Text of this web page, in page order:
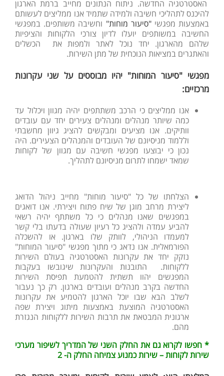
האסטרטגיה החדשה. ניתוח הנתונים מחייב ברמת הארגון
להיכנס לתהליכי חשיבה ולמידה שתמיד אנו ממליצים לעשותם
באמצעות מפגשי"סיעור מוחות" וחשיבה משותפים. במפגשי
החשיבה במשותפים יועלו לדיון צורכי הלקוחות והציפיות
שלהם מהארגון. יחד נוכל לאתר ולמפות את הכשלים
והאתגרים במציאות הנוכחית של מתן השירות.
מפגשי "סיעור המוחות" יהיו מבוססים על שני עקרונות
מרכזיים:
אנו ממליצים כי הרכב משתתפים יהיה מגוון ויכלול עד
כמה שיותר מנהלים ומנהלים צעירים יחד עם עובדים
וותיקים. אנו מציעים ומבקשים להציג גיוון מחשבתי
וללמוד מניסיונם של העובדים והמנהלים הצעירים. היה
נכון כי יבוצעו מפגשי חשיבה עם מגוון של לקוחות
שמאד ישמחו לתרום מניסיונם לתהליך.
הצלחתו של כל "סיעור מוחות" מחייב ניהול הדואג
ליצירת מרחב מוגן של שיח פתוח ויצירתי. אנו דואגים
במפגשים שאנו מנהלים כי כל משתתף יהיה רשאי
להביע עמדה ולהציג כל רעיון שעולה בדעתו בלי קשר
למעמדו הניהולי, לוותק שלו בארגון. או להשכלה
הפורמאלית. אנו נדאג כי מתוך מפגשי "סיעור המוחות"
נזקק יחד את עקרונות האסטרטגיה בעולם השירות
ללקוחות. התובנות והעקרונות שיגובשו בעקבות
המפגשים יהוו תשתית להטמעת תפיסת השירות
החדשה בקרב מנהלים ועובדים בארגון. רק כך נעבור
לשלב הבא שבו יוכל הארגון להטמיע את עקרונות
האסטרטגיה המוצעת באמצעות מיתוג ויצירת שפה
ארגונית המבטאת את תרבות השירות ללקוחות הנגזרת
מהם.
* חפשו לקרוא גם את החלק השני של המדריך לשיפור מערכי
שירות לקוחות – שירות כמנוע צמיחה החלק ה-2